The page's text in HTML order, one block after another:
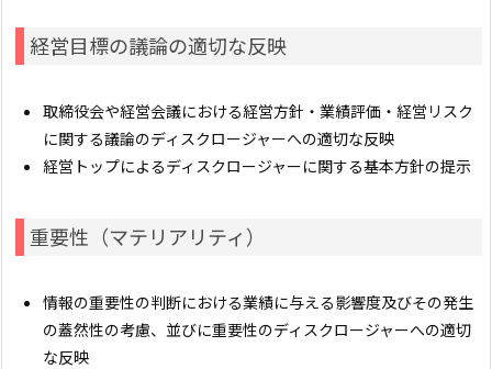
経営目標の議論の適切な反映
取締役会や経営会議における経営方針・業績評価・経営リスク
に関する議論のディスクロージャーへの適切な反映
経営トップによるディスクロージャーに関する基本方針の提示
重要性（マテリアリティ）
情報の重要性の判断における業績に与える影響度及びその発生
の蓋然性の考慮、並びに重要性のディスクロージャーへの適切
な反映